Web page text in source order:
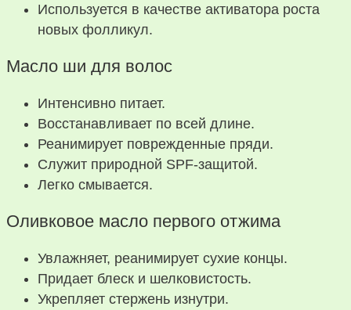
Используется в качестве активатора роста
новых фолликул.
Масло ши для волос
Интенсивно питает.
Восстанавливает по всей длине.
Реанимирует поврежденные пряди.
Служит природной SPF-защитой.
Легко смывается.
Оливковое масло первого отжима
Увлажняет, реанимирует сухие концы.
Придает блеск и шелковистость.
Укрепляет стержень изнутри.